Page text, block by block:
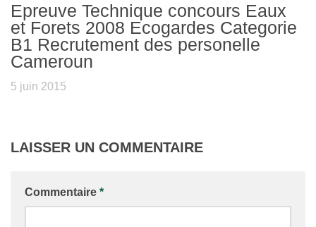
Epreuve Technique concours Eaux
et Forets 2008 Ecogardes Categorie
B1 Recrutement des personelle
Cameroun
5 juin 2015
LAISSER UN COMMENTAIRE
Commentaire *